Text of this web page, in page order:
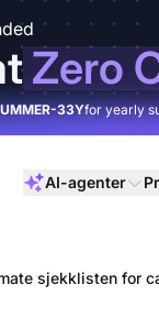
Zero
33Yfor yearly
AI-agenter
sjekklisten for